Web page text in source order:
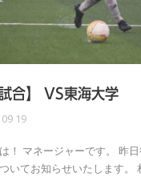
試合】 VS東海大学
19
！ マネージャーです。 昨
いてお知らせいたします。